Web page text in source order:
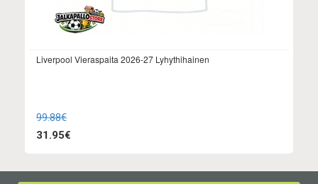
Liverpool Vieraspaita 2026-27 Lyhythihainen
99.88€
31.95€